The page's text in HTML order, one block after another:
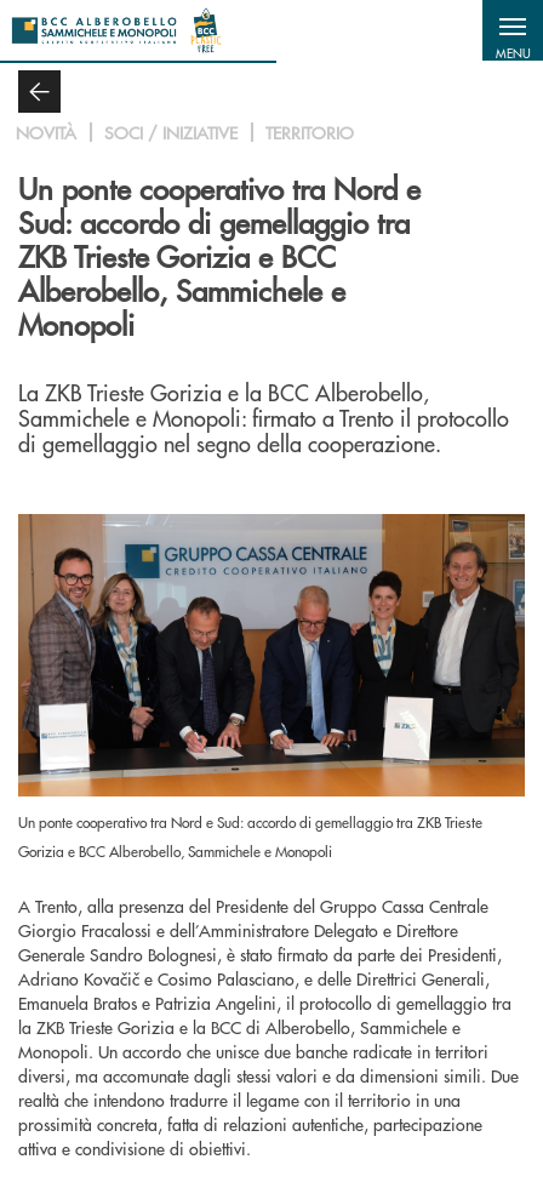
Salta al contenuto principale
MENU
NOVITÀ SOCI / INIZIATIVE TERRITORIO
Un ponte cooperativo tra Nord e
Sud: accordo di gemellaggio tra
ZKB Trieste Gorizia e BCC
Alberobello, Sammichele e
Monopoli
La ZKB Trieste Gorizia e la BCC Alberobello,
Sammichele e Monopoli: firmato a Trento il protocollo
di gemellaggio nel segno della cooperazione.
Un ponte cooperativo tra Nord e Sud: accordo di gemellaggio tra ZKB Trieste
Gorizia e BCC Alberobello, Sammichele e Monopoli
A Trento, alla presenza del Presidente del Gruppo Cassa Centrale
Giorgio Fracalossi e dell’Amministratore Delegato e Direttore
Generale Sandro Bolognesi, è stato firmato da parte dei Presidenti,
Adriano Kovačič e Cosimo Palasciano, e delle Direttrici Generali,
Emanuela Bratos e Patrizia Angelini, il protocollo di gemellaggio tra
la ZKB Trieste Gorizia e la BCC di Alberobello, Sammichele e
Monopoli. Un accordo che unisce due banche radicate in territori
diversi, ma accomunate dagli stessi valori e da dimensioni simili. Due
realtà che intendono tradurre il legame con il territorio in una
prossimità concreta, fatta di relazioni autentiche, partecipazione
attiva e condivisione di obiettivi.